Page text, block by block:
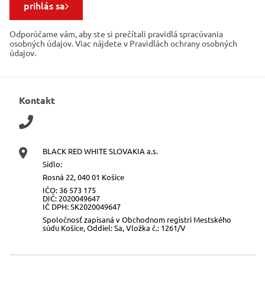
prihlás sa
Odporúčame vám, aby ste si prečítali pravidlá spracúvania
osobných údajov. Viac nájdete v Pravidlách ochrany osobných
údajov.
Kontakt
BLACK RED WHITE SLOVAKIA a.s.
Sídlo:
Rosná 22, 040 01 Košice
IČO: 36 573 175
DIČ: 2020049647
IČ DPH: SK2020049647
Spoločnosť zapísaná v Obchodnom registri Mestského
súdu Košice, Oddiel: Sa, Vložka č.: 1261/V